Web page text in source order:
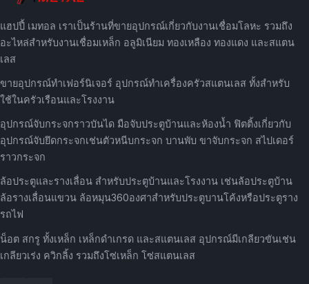
แฮปปี้ เมทอล เราเป็นร้านที่ขายอุปกรณ์เกี่ยวกับงานเชื่อมโลหะ รวมถึง
อะไหล่สำหรับงานเชื่อมเหล็ก อลูมิเนียม ทองเหลือง ทองแดง และสแตน
เลส
ขายอุปกรณ์ทำเฟอร์นิเจอร์ อุปกรณ์ทำเครื่องครัวสแตนเลส ทั้งสำหรับ
ใช้ในครัวเรือนและโรงงาน
อุปกรณ์จับกระจกราวบันได มือจับประตูบ้านและห้องน้ำ ฟิตติ้งเกี่ยวกับ
อุปกรณ์จับยึดกระจกเช่นตัวหนีบกระจก บานพับ ขาจับกระจก สไปเดอร์
ราวกระจก
ล้อประตูและรางเลื่อน สำหรับประตูบ้านและโรงงาน เช่นล้อประตูบ้าน
ล้อรางเลื่อนแขวน ล้อหมุน360องศาสำหรับประตูบานโค้งหรือประตูราง
รถไฟ
น็อต สกรู ทั้งเหล็ก เหล็กดำเกรด และสแตนเลส อุปกรณ์มีเกลียวขันเช่น
เกลียวเร่ง ควิกลิ้ง รวมถึงโซ่เหล็ก โซ่สแตนเลส